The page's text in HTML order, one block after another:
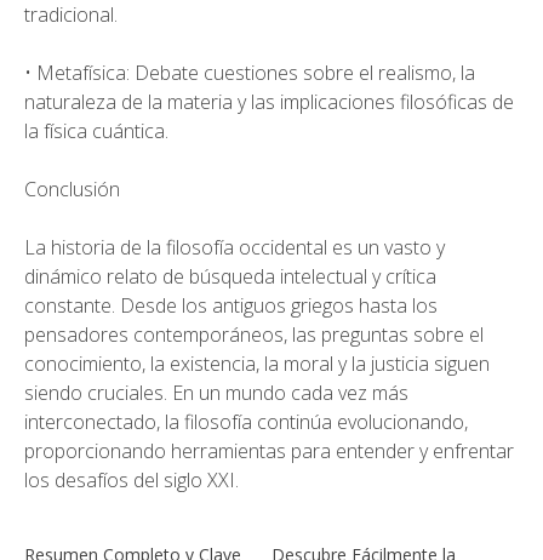
tradicional.
• Metafísica: Debate cuestiones sobre el realismo, la
naturaleza de la materia y las implicaciones filosóficas de
la física cuántica.
Conclusión
La historia de la filosofía occidental es un vasto y
dinámico relato de búsqueda intelectual y crítica
constante. Desde los antiguos griegos hasta los
pensadores contemporáneos, las preguntas sobre el
conocimiento, la existencia, la moral y la justicia siguen
siendo cruciales. En un mundo cada vez más
interconectado, la filosofía continúa evolucionando,
proporcionando herramientas para entender y enfrentar
los desafíos del siglo XXI.
Resumen Completo y Clave Descubre Fácilmente la